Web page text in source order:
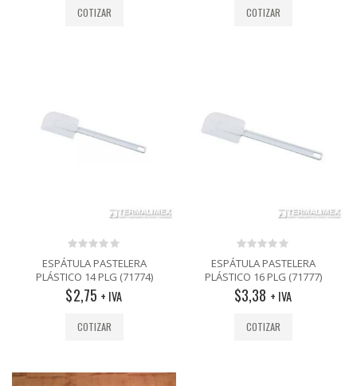
COTIZAR COTIZAR
0
out
of
5
ESPÁTULA PASTELERA
PLÁSTICO 14 PLG (71774)
$2,75 + IVA
COTIZAR
0
out
of
5
ESPÁTULA PASTELERA
PLÁSTICO 16 PLG (71777)
$3,38 + IVA
COTIZAR